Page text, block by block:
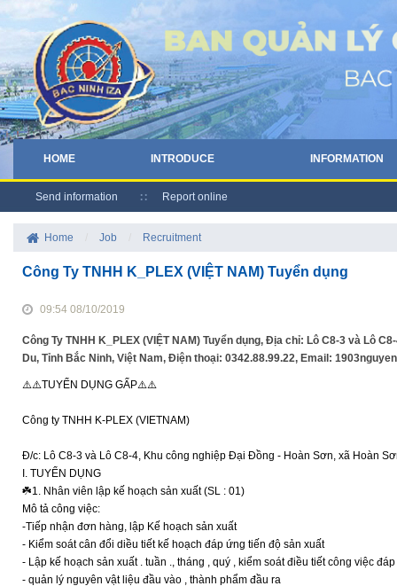
HOME INTRODUCE INFORMATION
Send information Report online
Home Job Recruitment
Công Ty TNHH K_PLEX (VIỆT NAM) Tuyển dụng
09:54 08/10/2019
Công Ty TNHH K_PLEX (VIỆT NAM) Tuyển dụng, Địa chỉ: Lô C8-3 và Lô
Du, Tỉnh Bắc Ninh, Việt Nam, Điện thoại: 0342.88.99.22, Email:
⚠️⚠️TUYỂN DỤNG GẤP⚠️⚠️
Công ty TNHH K-PLEX (VIETNAM)
Đ/c: Lô C8-3 và Lô C8-4, Khu công nghiệp Đại Đồng - Hoàn Sơn, xã Hoàn
I. TUYỂN DỤNG
☘️1. Nhân viên lập kế hoạch sản xuất (SL : 01)
Mô tả công việc:
-Tiếp nhận đơn hàng, lập Kế hoạch sản xuất
- Kiểm soát cân đổi diều tiết kế hoạch đáp ứng tiến độ sản xuất
- Lập kế hoạch sản xuất . tuần ., tháng , quý , kiểm soát điều tiết công việc
- quản lý nguyên vật liệu đầu vào , thành phẩm đầu ra